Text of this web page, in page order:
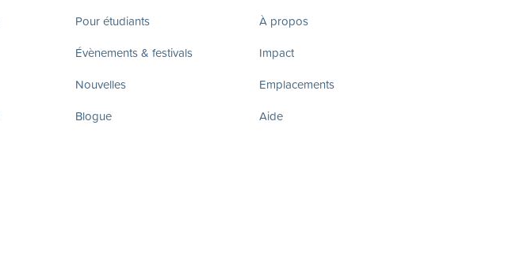
Pour étudiants
Évènements & festivals
Nouvelles
Blogue
À propos
Impact
Emplacements
Aide